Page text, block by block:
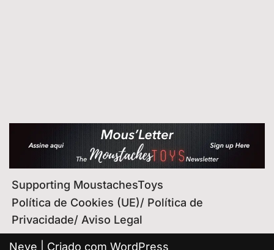
Supporting MoustachesToys
Política de Cookies (UE)/ Política de
Privacidade/ Aviso Legal
Neve | Criado com WordPress